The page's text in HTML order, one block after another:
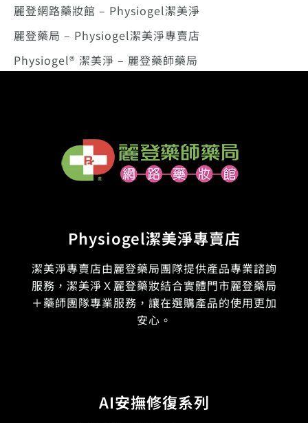
麗登網路藥妝館 – Physiogel潔美淨
麗登藥局 – Physiogel潔美淨專賣店
Physiogel® 潔美淨 – 麗登藥師藥局
Physiogel潔美淨專賣店
潔美淨專賣店由麗登藥局團隊提供產品專業諮詢
服務，潔美淨Ｘ麗登藥妝結合實體門市麗登藥局
＋藥師團隊專業服務，讓在選購產品的使用更加
安心。
AI安撫修復系列